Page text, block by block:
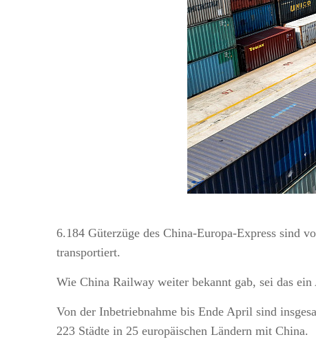
6.184 Güterzüge des China-Europa-Express sind
transportiert.
Wie China Railway weiter bekannt gab, sei das
Von der Inbetriebnahme bis Ende April sind
223 Städte in 25 europäischen Ländern mit China.